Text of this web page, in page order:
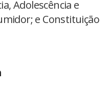
Adolescência e
e Constituição